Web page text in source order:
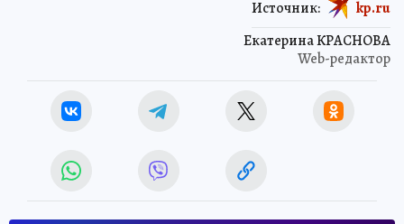
Екатерина КРАСНОВА
Web-редактор
Источник: kp.ru